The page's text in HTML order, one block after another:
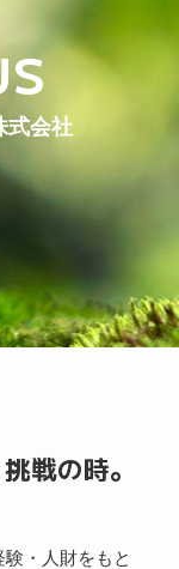
式会社
戦の時。
・人財をもと